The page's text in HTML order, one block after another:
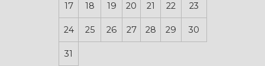
17 18 19 20 21 22 23
24 25 26 27 28 29 30
31